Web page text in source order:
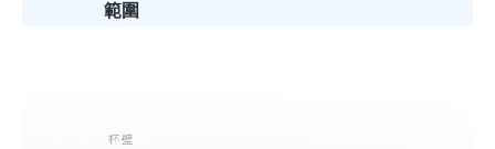
範圍